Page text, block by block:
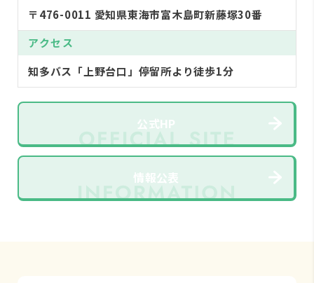
〒476-0011 愛知県東海市富木島町新藤塚30番
アクセス
知多バス「上野台口」停留所より徒歩1分
公式HP
情報公表